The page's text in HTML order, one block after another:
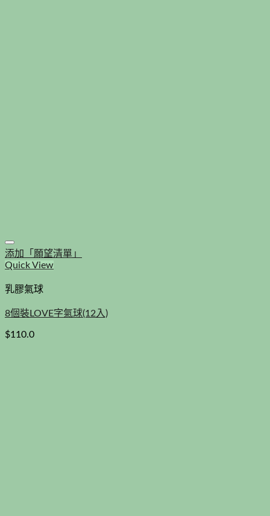
添加「願望清單」
Quick View
乳膠氣球
8個裝LOVE字氣球(12入)
$110.0